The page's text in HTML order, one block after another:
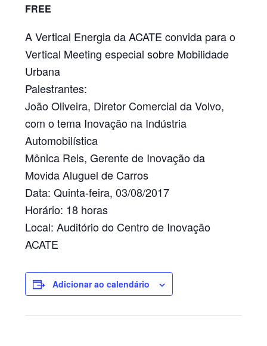
FREE
A Vertical Energia da ACATE convida para o
Vertical Meeting especial sobre Mobilidade
Urbana
Palestrantes:
João Oliveira, Diretor Comercial da Volvo,
com o tema Inovação na Indústria
Automobilística
Mônica Reis, Gerente de Inovação da
Movida Aluguel de Carros
Data: Quinta-feira, 03/08/2017
Horário: 18 horas
Local: Auditório do Centro de Inovação
ACATE
Adicionar ao calendário